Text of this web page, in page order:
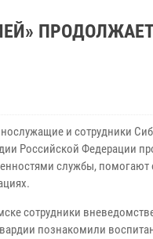
и сотрудники
Российской Федерации
службы, помогают
сотрудники
познакомили